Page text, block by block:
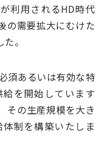
利用されるHD時代
の需要拡大にむけた
。
須あるいは有効な特
を開始しています
その生産規模を大き
制を構築いたしま